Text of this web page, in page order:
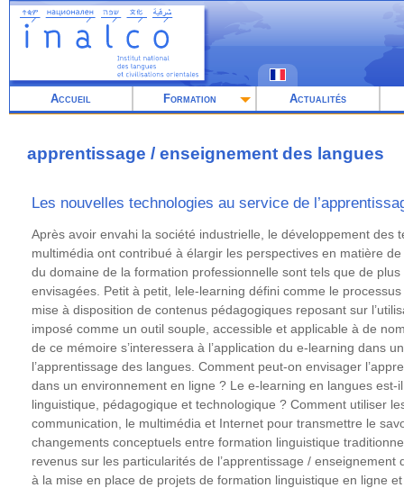
Aller
contenu
Accueil Formation Actualités
apprentissage / enseignement des langues
Les nouvelles technologies au service de
Résumé
Après avoir envahi la société industrielle, le développement des
multimédia ont contribué à élargir les perspectives en matière
du domaine de la formation professionnelle sont tels que de
envisagées. Petit à petit, lele-learning défini comme le
mise à disposition de contenus pédagogiques reposant sur
imposé comme un outil souple, accessible et applicable à de
de ce mémoire s’interessera à l’application du e-learning dans
l’apprentissage des langues. Comment peut-on envisager
dans un environnement en ligne ? Le e-learning en langues est-
linguistique, pédagogique et technologique ? Comment utiliser
communication, le multimédia et Internet pour transmettre le
changements conceptuels entre formation linguistique
revenus sur les particularités de l’apprentissage /
à la mise en place de projets de formation linguistique en ligne